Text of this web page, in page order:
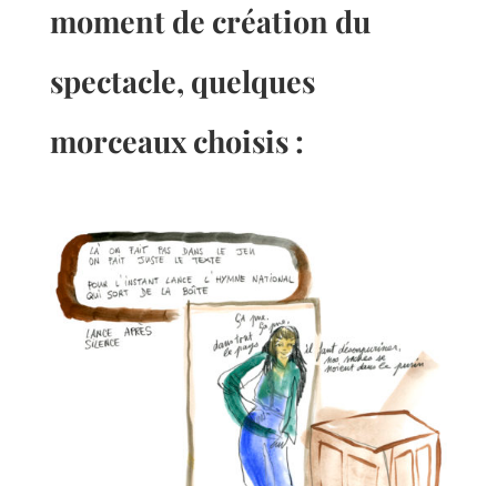
moment de création du
spectacle, quelques
morceaux choisis :